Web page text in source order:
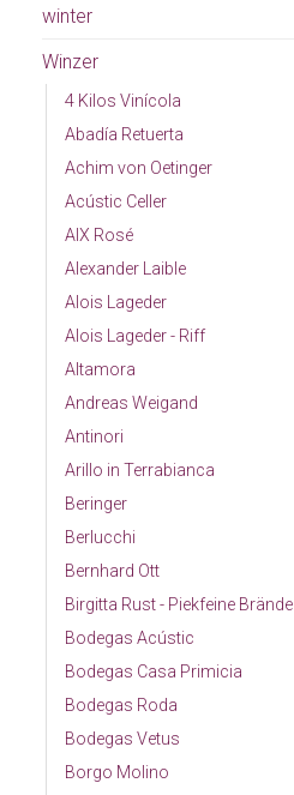
winter
Winzer
4 Kilos Vinícola
Abadía Retuerta
Achim von Oetinger
Acústic Celler
AIX Rosé
Alexander Laible
Alois Lageder
Alois Lageder - Riff
Altamora
Andreas Weigand
Antinori
Arillo in Terrabianca
Beringer
Berlucchi
Bernhard Ott
Birgitta Rust - Piekfeine Brände
Bodegas Acústic
Bodegas Casa Primicia
Bodegas Roda
Bodegas Vetus
Borgo Molino